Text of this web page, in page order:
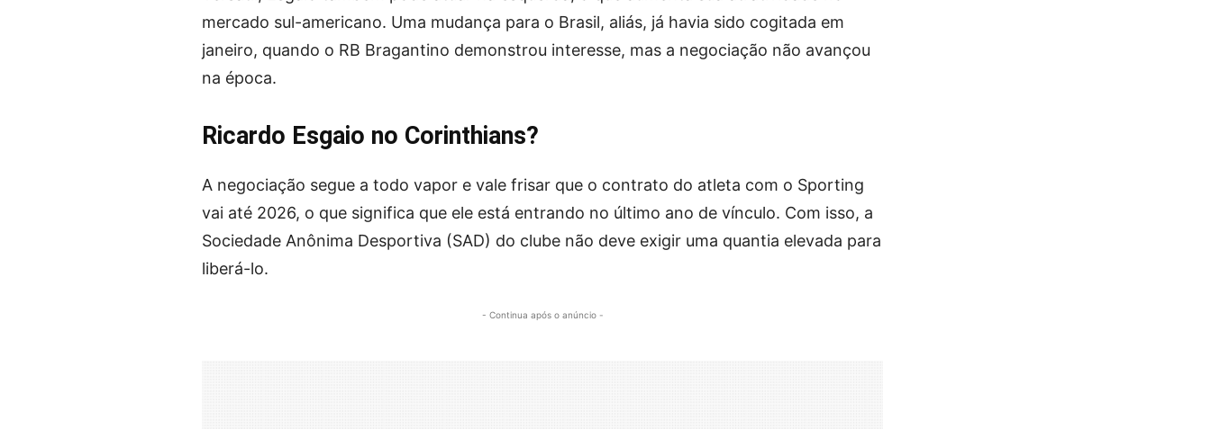
mercado sul-americano. Uma mudança para o Brasil, aliás, já havia sido cogitada em
janeiro, quando o RB Bragantino demonstrou interesse, mas a negociação não avançou
na época.
Ricardo Esgaio no Corinthians?
A negociação segue a todo vapor e vale frisar que o contrato do atleta com o Sporting
vai até 2026, o que significa que ele está entrando no último ano de vínculo. Com isso, a
Sociedade Anônima Desportiva (SAD) do clube não deve exigir uma quantia elevada para
liberá-lo.
- Continua após o anúncio -